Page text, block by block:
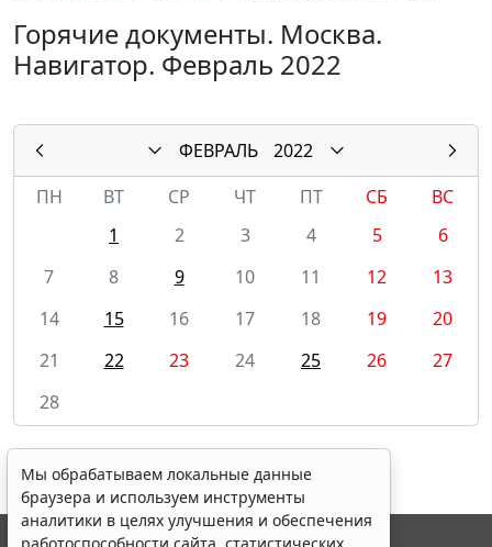
Горячие документы. Москва.
Навигатор. Февраль 2022
ФЕВРАЛЬ
2022
ПН
ВТ СР ЧТ ПТ СБ
ВС
1
2 3 4 5
6
7
8 9 10 11 12
13
14
15 16 17 18 19
20
21
22 23 24 25 26
27
28
Мы обрабатываем локальные данные
браузера и используем инструменты
аналитики в целях улучшения и обеспечения